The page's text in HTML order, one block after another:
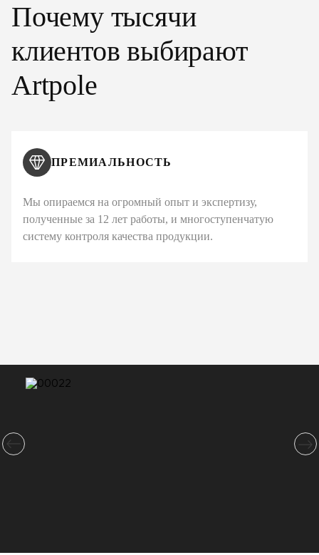
Почему тысячи
клиентов выбирают
Artpole
ПРЕМИАЛЬНОСТЬ
Мы опираемся на огромный опыт и экспертизу,
полученные за 12 лет работы, и многоступенчатую
систему контроля качества продукции.